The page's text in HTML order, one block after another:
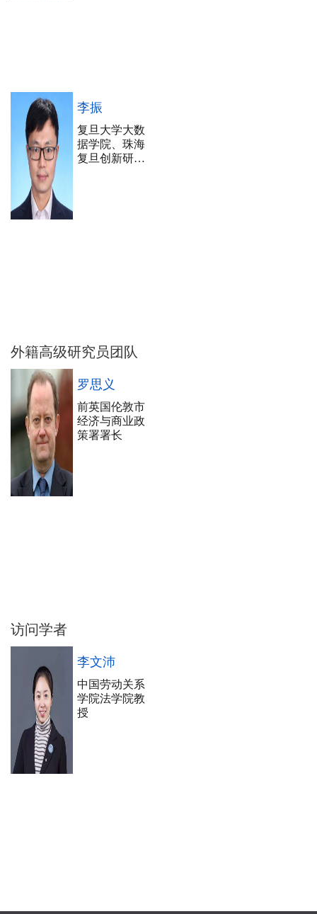
李振
复旦大学大数
据学院、珠海
复旦创新研究
外籍高级研究员团队
罗思义
前英国伦敦市
经济与商业政
策署署长
访问学者
李文沛
中国劳动关系
学院法学院教
授